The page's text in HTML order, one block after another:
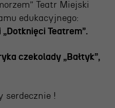
Teatr Miejski
edukacyjnego:
Teatrem”.
czekolady „Bałtyk”,
serdecznie !